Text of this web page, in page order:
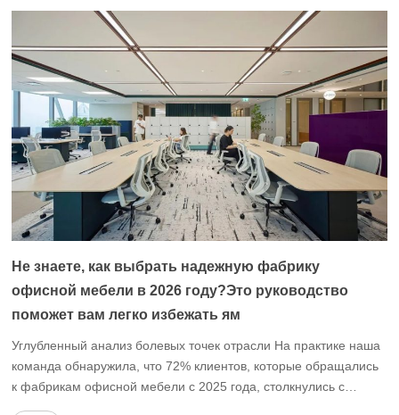
когда компании выбирают фабрики офисной мебели, они
часто сталкиваются со следующими болевыми точками： < /
p> Гомогенизация продукта является серьезной проблемой:
Стили офисной […]
Не знаете, как выбрать надежную фабрику
офисной мебели в 2026 году?Это руководство
поможет вам легко избежать ям
Углубленный анализ болевых точек отрасли На практике наша
команда обнаружила, что 72% клиентов, которые обращались
к фабрикам офисной мебели с 2025 года, столкнулись с